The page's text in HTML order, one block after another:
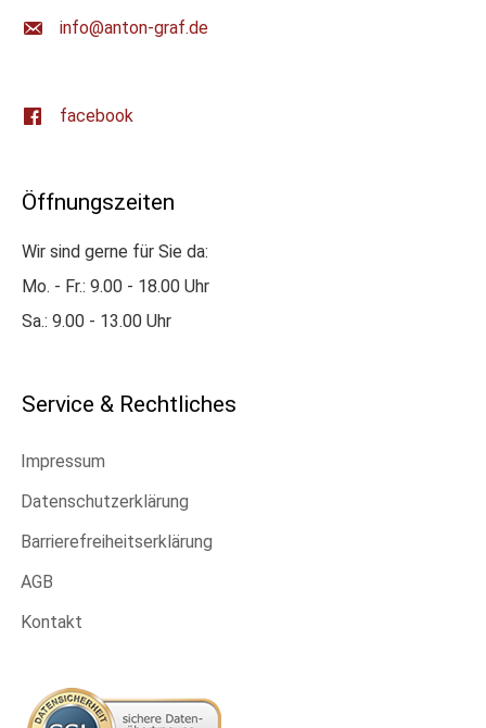
ed.farg-notna@ofni
facebook
Öffnungszeiten
Wir sind gerne für Sie da:
Mo. - Fr.: 9.00 - 18.00 Uhr
Sa.: 9.00 - 13.00 Uhr
Service & Rechtliches
Impressum
Datenschutzerklärung
Barrierefreiheitserklärung
AGB
Kontakt